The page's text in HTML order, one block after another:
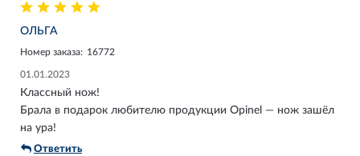
ОЛЬГА
Номер заказа: 16772
01.01.2023
Классный нож!
Брала в подарок любителю продукции Opinel — нож зашёл
на ура!
Ответить